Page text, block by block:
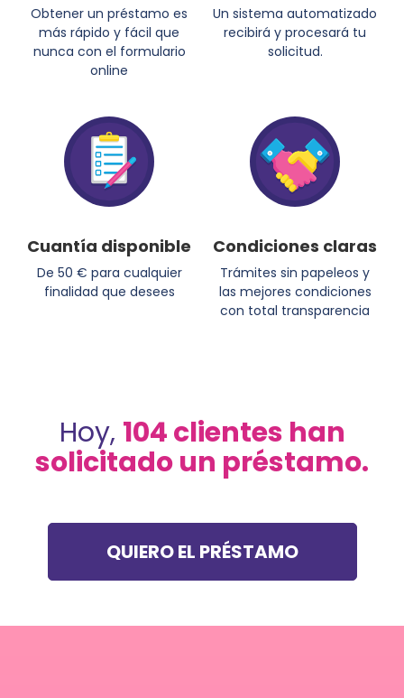
Obtener un préstamo es
más rápido y fácil que
nunca con el formulario
online
Un sistema automatizado
recibirá y procesará tu
solicitud.
Cuantía disponible
De 50 € para cualquier
finalidad que desees
Condiciones claras
Trámites sin papeleos y
las mejores condiciones
con total transparencia
Hoy, 104 clientes han
solicitado un préstamo.
QUIERO EL PRÉSTAMO